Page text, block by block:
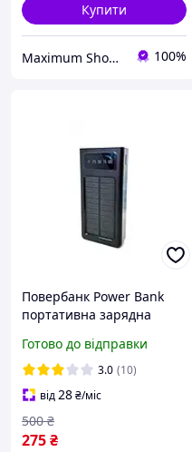
Купити
Maximum Shopping 100%
Повербанк Power Bank
портативна зарядна
батареєю та ліхтариком
USB 20000mAh XGB038
HP227
Готово до відправки
3.0 (10)
від28₴/міс
275₴
500 ₴